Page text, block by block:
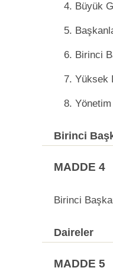
4. Büyük
5.
6. Birinci
7. Yüksek
8.
Birinci
MADDE 4
Birinci
Daireler
MADDE 5